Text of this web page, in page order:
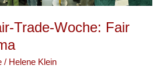
Trade-Woche: Fair
/ Helene Klein